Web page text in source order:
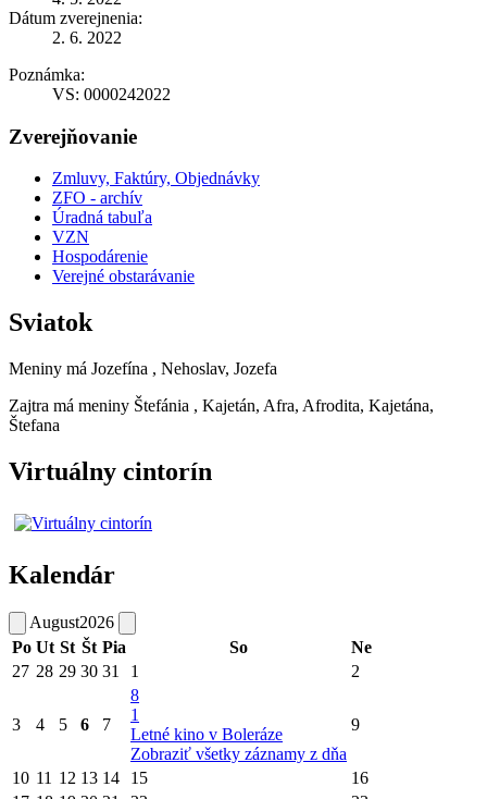
Dátum zverejnenia:
2. 6. 2022
Poznámka:
VS: 0000242022
Zverejňovanie
Zmluvy, Faktúry, Objednávky
ZFO - archív
Úradná tabuľa
VZN
Hospodárenie
Verejné obstarávanie
Sviatok
Meniny má Jozefína , Nehoslav, Jozefa
Zajtra má meniny Štefánia , Kajetán, Afra, Afrodita, Kajetána,
Štefana
Virtuálny cintorín
Kalendár
August2026
Po Ut St Št Pia So
Ne
27 28 29 30 31 1 2
3 4 5 6 7
8
1
Letné kino v Boleráze
Zobraziť všetky záznamy z dňa
9
10 11 12 13 14 15
16